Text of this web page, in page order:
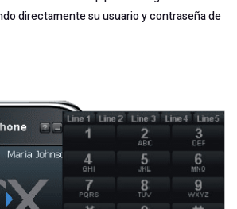
directamente su usuario y contraseña de